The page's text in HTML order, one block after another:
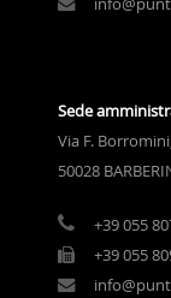
Sede
Via F.
50028
+39 055
+39 055